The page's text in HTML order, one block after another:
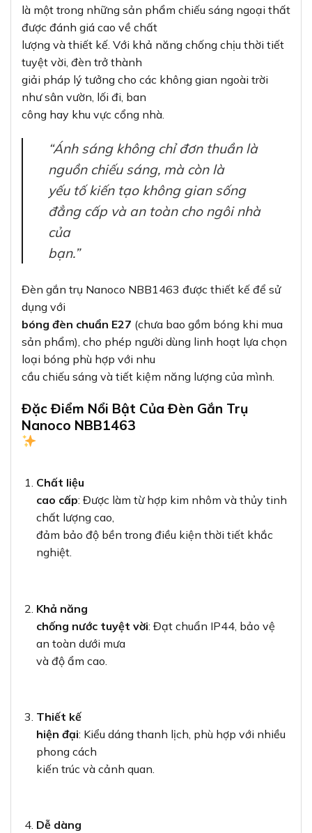
là một trong những sản phẩm chiếu sáng ngoại thất
được đánh giá cao về chất
lượng và thiết kế. Với khả năng chống chịu thời tiết
tuyệt vời, đèn trở thành
giải pháp lý tưởng cho các không gian ngoài trời
như sân vườn, lối đi, ban
công hay khu vực cổng nhà.
“Ánh sáng không chỉ đơn thuần là
nguồn chiếu sáng, mà còn là
yếu tố kiến tạo không gian sống
đẳng cấp và an toàn cho ngôi nhà
của
bạn.”
Đèn gắn trụ Nanoco NBB1463 được thiết kế để sử
dụng với
bóng đèn chuẩn E27 (chưa bao gồm bóng khi mua
sản phẩm), cho phép người dùng linh hoạt lựa chọn
loại bóng phù hợp với nhu
cầu chiếu sáng và tiết kiệm năng lượng của mình.
Đặc Điểm Nổi Bật Của Đèn Gắn Trụ
Nanoco NBB1463
Chất liệu
cao cấp: Được làm từ hợp kim nhôm và thủy tinh
chất lượng cao,
đảm bảo độ bền trong điều kiện thời tiết khắc
nghiệt.
Khả năng
chống nước tuyệt vời: Đạt chuẩn IP44, bảo vệ
an toàn dưới mưa
và độ ẩm cao.
Thiết kế
hiện đại: Kiểu dáng thanh lịch, phù hợp với nhiều
phong cách
kiến trúc và cảnh quan.
Dễ dàng